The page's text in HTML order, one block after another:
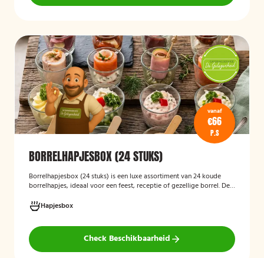
vanaf
€66
P.S
BORRELHAPJESBOX (24 STUKS)
Borrelhapjesbox (24 stuks) is een luxe assortiment van 24 koude
borrelhapjes, ideaal voor een feest, receptie of gezellige borrel. De
zalmrolletjes, brie met notenmelange en vitello tonato, verzorgd
gepresenteerd en direct klaar om te serveren.
Hapjesbox
Check Beschikbaarheid